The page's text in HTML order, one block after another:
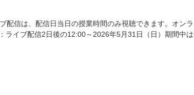
配信は、配信日当日の授業時間のみ視聴できます。オ
ライブ配信2日後の12:00～2026年5月31日（日）期間中